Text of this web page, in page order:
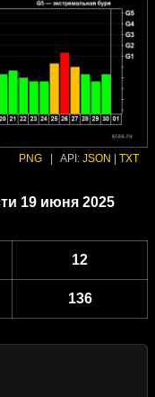
PNG API: JSON TXT
19 июня 2025
12
136